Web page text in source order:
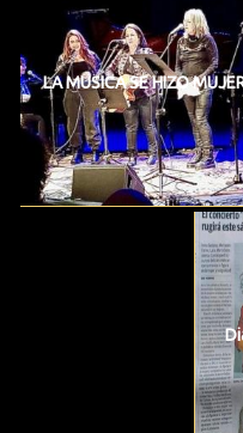
LA MUSICA SE HIZO